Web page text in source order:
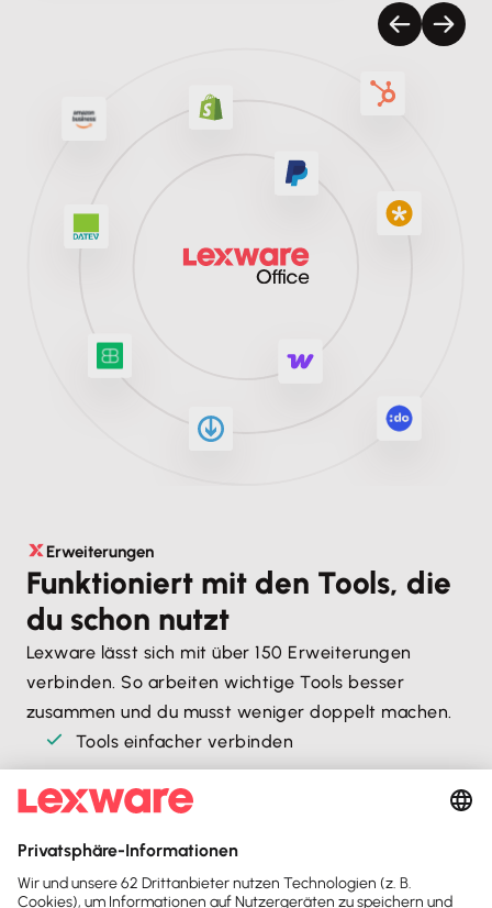
Erweiterungen
Funktioniert mit den Tools, die
du schon nutzt
Lexware lässt sich mit über 150 Erweiterungen
verbinden. So arbeiten wichtige Tools besser
zusammen und du musst weniger doppelt machen.
Tools einfacher verbinden
Abläufe, die besser zusammenpassen
Erweiterungen entdecken